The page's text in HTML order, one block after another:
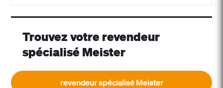
Trouvez votre revendeur
spécialisé Meister
revendeur spécialisé Meister